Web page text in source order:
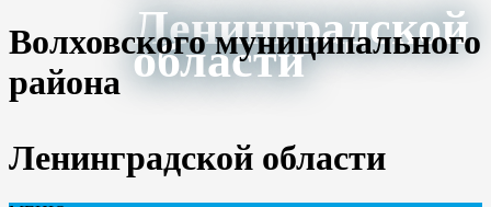
Ленинградской
области
Волховского муниципального
района
Ленинградской области